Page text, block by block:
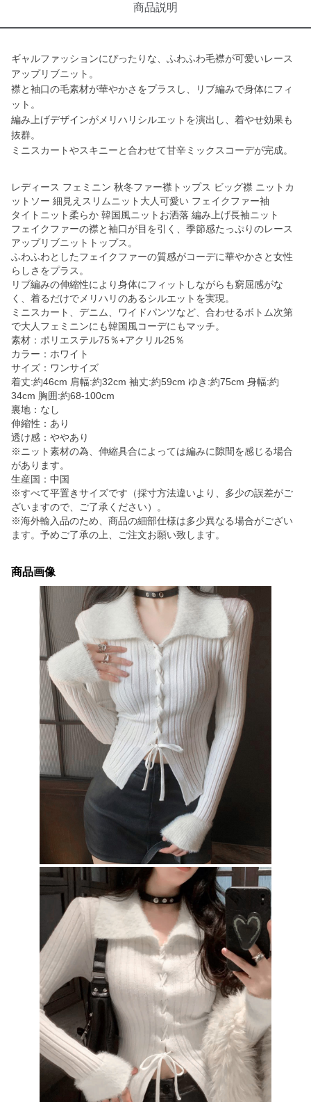
商品説明
ギャルファッションにぴったりな、ふわふわ毛襟が可愛いレース
アップリブニット。
襟と袖口の毛素材が華やかさをプラスし、リブ編みで身体にフィ
ット。
編み上げデザインがメリハリシルエットを演出し、着やせ効果も
抜群。
ミニスカートやスキニーと合わせて甘辛ミックスコーデが完成。
レディース フェミニン 秋冬ファー襟トップス ビッグ襟 ニットカ
ットソー 細見えスリムニット大人可愛い フェイクファー袖
タイトニット柔らか 韓国風ニットお洒落 編み上げ長袖ニット
フェイクファーの襟と袖口が目を引く、季節感たっぷりのレース
アップリブニットトップス。
ふわふわとしたフェイクファーの質感がコーデに華やかさと女性
らしさをプラス。
リブ編みの伸縮性により身体にフィットしながらも窮屈感がな
く、着るだけでメリハリのあるシルエットを実現。
ミニスカート、デニム、ワイドパンツなど、合わせるボトム次第
で大人フェミニンにも韓国風コーデにもマッチ。
素材：ポリエステル75％+アクリル25％
カラー：ホワイト
サイズ：ワンサイズ
着丈:約46cm 肩幅:約32cm 袖丈:約59cm ゆき:約75cm 身幅:約
34cm 胸囲:約68-100cm
裏地：なし
伸縮性：あり
透け感：ややあり
※ニット素材の為、伸縮具合によっては編みに隙間を感じる場合
があります。
生産国：中国
※すべて平置きサイズです（採寸方法違いより、多少の誤差がご
ざいますので、ご了承ください）。
※海外輸入品のため、商品の細部仕様は多少異なる場合がござい
ます。予めご了承の上、ご注文お願い致します。
商品画像